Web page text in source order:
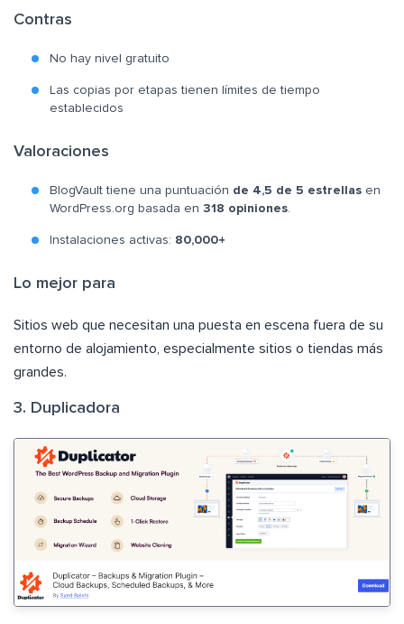
Contras
No hay nivel gratuito
Las copias por etapas tienen límites de tiempo
establecidos
Valoraciones
BlogVault tiene una puntuación de 4,5 de 5 estrellas en
WordPress.org basada en 318 opiniones
Instalaciones activas: 80,000+
Lo mejor para
Sitios web que necesitan una puesta en escena fuera de su
entorno de alojamiento, especialmente sitios o tiendas más
grandes.
3. Duplicadora